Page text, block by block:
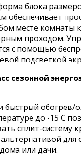
блока
обеспечивает
месте комнаты
проходом.
с помощью
подсветкой
сезонной
быстрый обогрев/
до -15 C
сплит-систему
для
или дачи.